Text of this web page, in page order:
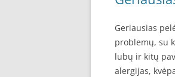
Geriausias
problemų, su
lubų ir kitų
alergijas,